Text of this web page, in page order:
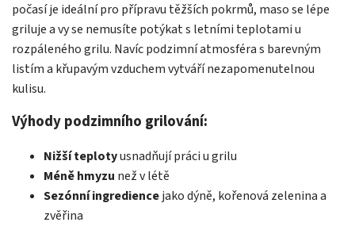
počasí je ideální pro přípravu těžších pokrmů, maso se lépe
griluje a vy se nemusíte potýkat s letními teplotami u
rozpáleného grilu. Navíc podzimní atmosféra s barevným
listím a křupavým vzduchem vytváří nezapomenutelnou
kulisu.
Výhody podzimního grilování:
Nižší teplotyusnadňují práci u grilu
Méně hmyzu než v létě
Sezónní ingrediencejako dýně, kořenová zelenina a
zvěřina